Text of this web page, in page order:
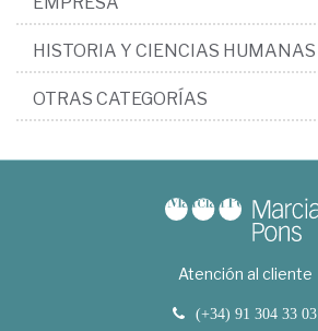
HISTORIA Y CIENCIAS HUMANAS
OTRAS CATEGORÍAS
Atención al cliente
(+34) 91 304 33 03